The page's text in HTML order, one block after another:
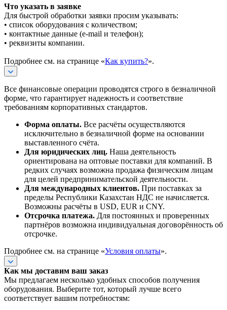
Что указать в заявке
Для быстрой обработки заявки просим указывать:
• список оборудования с количеством;
• контактные данные (e-mail и телефон);
• реквизиты компании.
Подробнее см. на странице «Как купить?».
Все финансовые операции проводятся строго в безналичной
форме, что гарантирует надежность и соответствие
требованиям корпоративных стандартов.
Форма оплаты. Все расчёты осуществляются
исключительно в безналичной форме на основании
выставленного счёта.
Для юридических лиц. Наша деятельность
ориентирована на оптовые поставки для компаний. В
редких случаях возможна продажа физическим лицам
для целей предпринимательской деятельности.
Для международных клиентов. При поставках за
пределы Республики Казахстан НДС не начисляется.
Возможны расчёты в USD, EUR и CNY.
Отсрочка платежа. Для постоянных и проверенных
партнёров возможна индивидуальная договорённость об
отсрочке.
Подробнее см. на странице «Условия оплаты».
Как мы доставим ваш заказ
Мы предлагаем несколько удобных способов получения
оборудования. Выберите тот, который лучше всего
соответствует вашим потребностям: